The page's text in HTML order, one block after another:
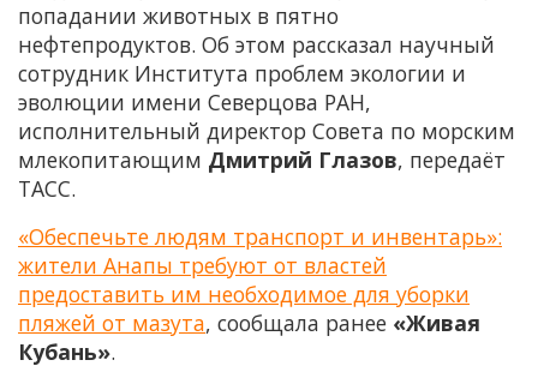
попадании животных в пятно
нефтепродуктов. Об этом рассказал научный
сотрудник Института проблем экологии и
эволюции имени Северцова РАН,
исполнительный директор Совета по морским
млекопитающим Дмитрий Глазов, передаёт
ТАСС.
«Обеспечьте людям транспорт и инвентарь»:
жители Анапы требуют от властей
предоставить им необходимое для уборки
пляжей от мазута, сообщала ранее «Живая
Кубань».